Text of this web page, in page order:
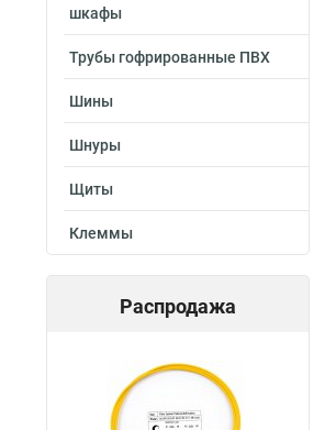
шкафы
Трубы гофрированные ПВХ
Шины
Шнуры
Щиты
Клеммы
Распродажа